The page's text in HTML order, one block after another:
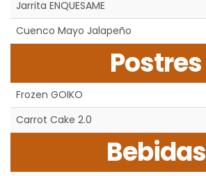
Jarrita ENQUESAME
Cuenco Mayo Jalapeño
Postres
Frozen GOIKO
Carrot Cake 2.0
Bebidas